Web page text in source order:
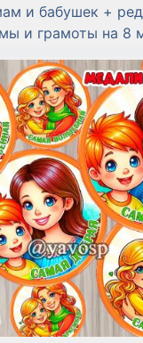
и бабушек +
и грамоты на 8